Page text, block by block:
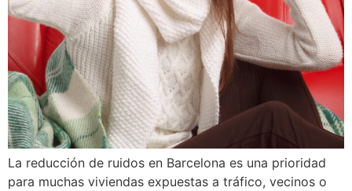
La reducción de ruidos en Barcelona es una prioridad
para muchas viviendas expuestas a tráfico, vecinos o